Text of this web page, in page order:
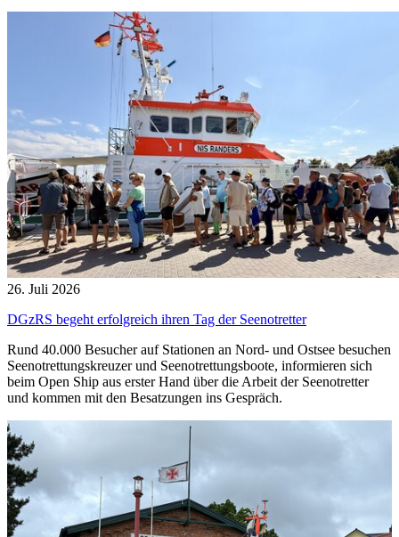
26. Juli 2026
DGzRS begeht erfolgreich ihren Tag der Seenotretter
Rund 40.000 Besucher auf Stationen an Nord- und Ostsee besuchen
Seenotrettungskreuzer und Seenotrettungsboote, informieren sich
beim Open Ship aus erster Hand über die Arbeit der Seenotretter
und kommen mit den Besatzungen ins Gespräch.